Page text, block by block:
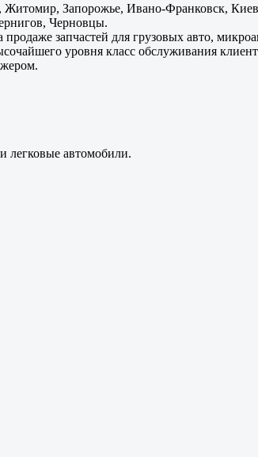
Запорожье, Ивано-Франковск,
Черновцы.
запчастей для грузовых авто,
уровня класс обслуживания
легковые автомобили.